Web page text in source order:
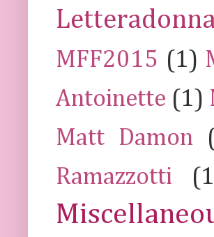
MFF2015 (1)
Antoinette (1)
Matt Damon
Ramazzotti